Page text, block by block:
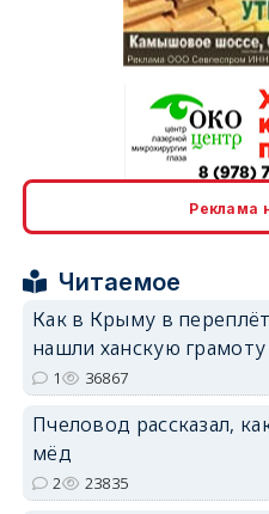
Реклама
Читаемое
Как в Крыму в
нашли ханскую грамоту
1 36867
Пчеловод рассказал,
мёд
2 23835